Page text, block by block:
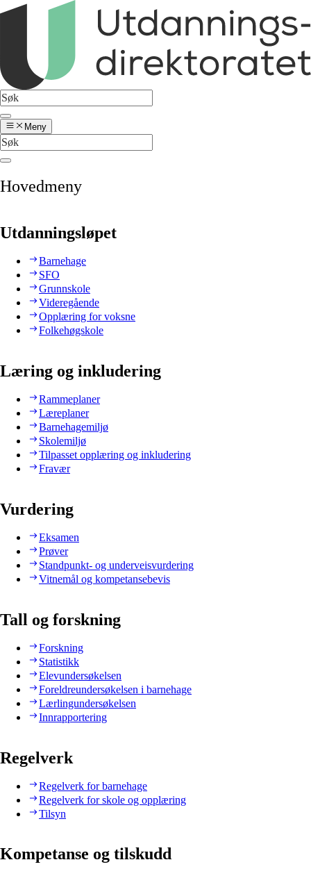
Meny
Hovedmeny
Utdanningsløpet
Barnehage
SFO
Grunnskole
Videregående
Opplæring for voksne
Folkehøgskole
Læring og inkludering
Rammeplaner
Læreplaner
Barnehagemiljø
Skolemiljø
Tilpasset opplæring og inkludering
Fravær
Vurdering
Eksamen
Prøver
Standpunkt- og underveisvurdering
Vitnemål og kompetansebevis
Tall og forskning
Forskning
Statistikk
Elevundersøkelsen
Foreldreundersøkelsen i barnehage
Lærlingundersøkelsen
Innrapportering
Regelverk
Regelverk for barnehage
Regelverk for skole og opplæring
Tilsyn
Kompetanse og tilskudd